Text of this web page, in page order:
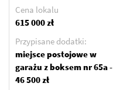
Cena lokalu
615 000 zł
Przypisane dodatki:
miejsce postojowe w
garażu z boksem nr 65a -
46 500 zł